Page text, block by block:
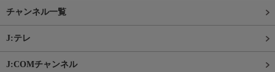
チャンネル一覧
J:テレ
J:COMチャンネル